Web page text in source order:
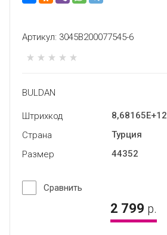
Артикул: 3045B200077545-6
BULDAN
2 799 р.
Штрихкод
8,68165E+12
Страна
Турция
Размер
44352
Сравнить